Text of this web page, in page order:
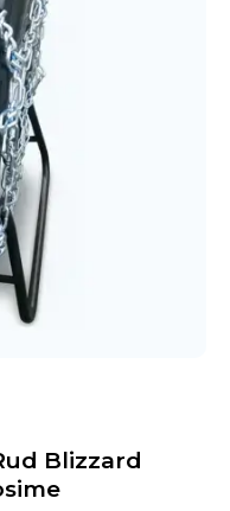
Blizzard